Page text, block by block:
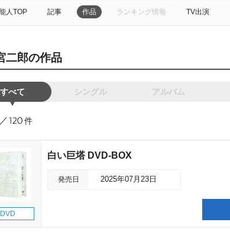
人TOP 記事 作品 ランキング情報 TV出演
二郎の作品
すべて シングル アルバム
120件
DVD
白い巨塔 DVD-BOX
発売日 2025年07月23日